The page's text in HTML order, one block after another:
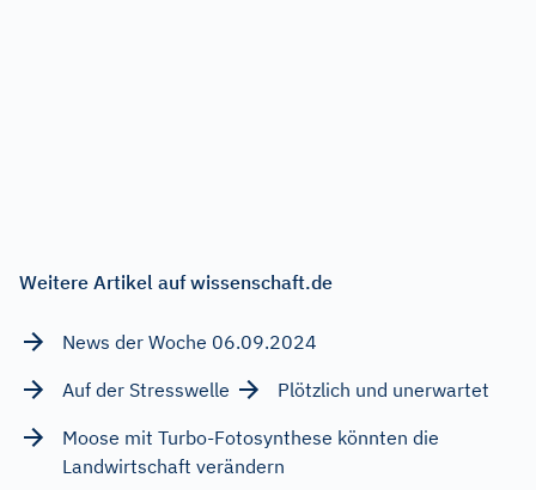
Weitere Artikel auf wissenschaft.de
News der Woche 06.09.2024
Auf der Stresswelle
Plötzlich und unerwartet
Moose mit Turbo-Fotosynthese könnten die
Landwirtschaft verändern